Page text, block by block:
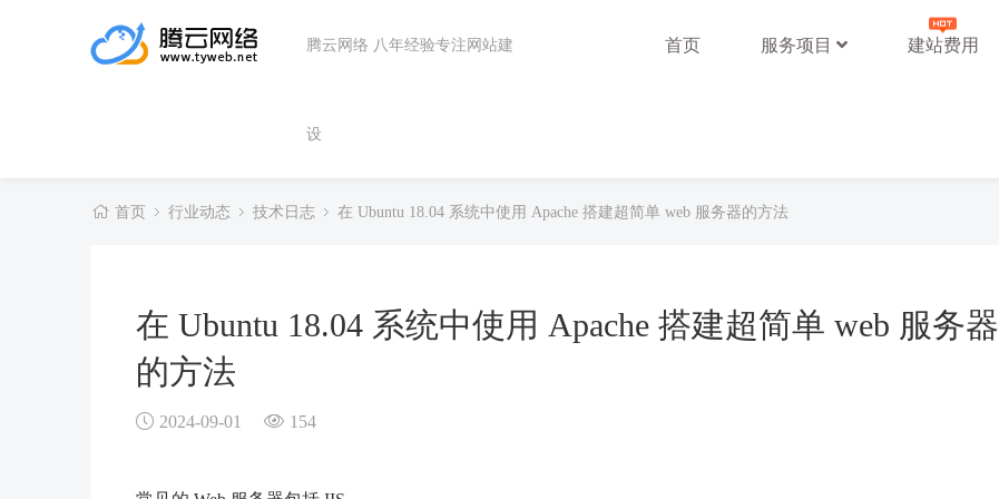
腾云网络 八年经验专注网站建
设
首页 服务项目 建站费用
首页 行业动态 技术日志 在 Ubuntu 18.04 系统中使用 Apache 搭建超简单 web 服务器的方法
在 Ubuntu 18.04 系统中使用 Apache 搭建超简单 web 服务器
的方法
2024-09-01 154